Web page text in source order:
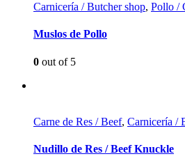
Carnicería / Butcher shop, Pollo /
Muslos de Pollo
0 out of 5
Carne de Res / Beef, Carnicería /
Nudillo de Res / Beef Knuckle